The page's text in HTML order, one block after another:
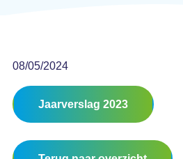
08/05/2024
Jaarverslag 2023